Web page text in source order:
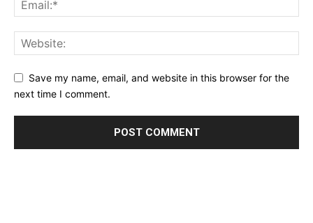
Save my name, email, and website in this browser for the
next time I comment.